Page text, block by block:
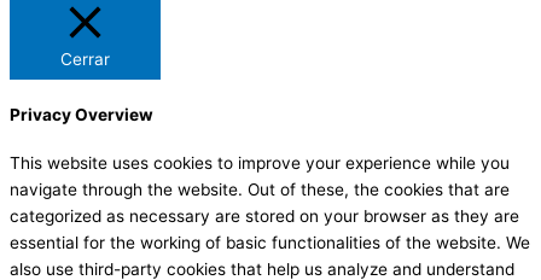
Cerrar
Privacy Overview
This website uses cookies to improve your experience while you
navigate through the website. Out of these, the cookies that are
categorized as necessary are stored on your browser as they are
essential for the working of basic functionalities of the website. We
also use third-party cookies that help us analyze and understand